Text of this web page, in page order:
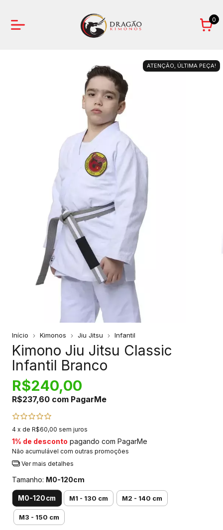
0
ATENÇÃO, ÚLTIMA PEÇA!
Início Kimonos Jiu Jitsu Infantil
Kimono Jiu Jitsu Classic
Infantil Branco
R$240,00
R$237,60 com PagarMe
4 x de R$60,00 sem juros
1% de desconto pagando com PagarMe
Não acumulável com outras promoções
Ver mais detalhes
Tamanho: M0-120cm
M0-120cm M1 - 130 cm M2 - 140 cm
M3 - 150 cm